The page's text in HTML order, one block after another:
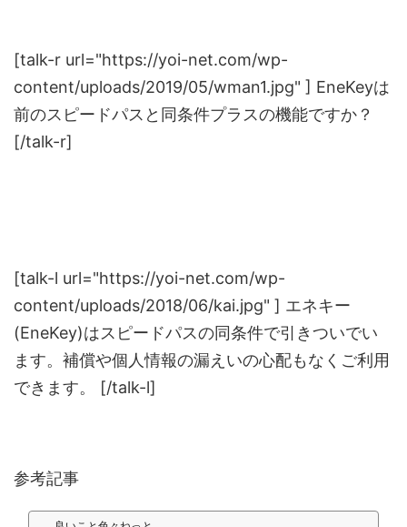
[talk-r url="https://yoi-net.com/wp-
content/uploads/2019/05/wman1.jpg" ] EneKeyは
前のスピードパスと同条件プラスの機能ですか？
[/talk-r]
[talk-l url="https://yoi-net.com/wp-
content/uploads/2018/06/kai.jpg" ] エネキー
(EneKey)はスピードパスの同条件で引きついでい
ます。補償や個人情報の漏えいの心配もなくご利用
できます。 [/talk-l]
参考記事